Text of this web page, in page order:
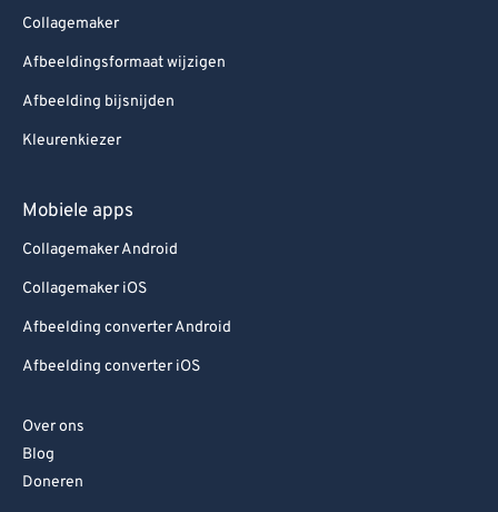
Collagemaker
Afbeeldingsformaat wijzigen
Afbeelding bijsnijden
Kleurenkiezer
Mobiele apps
Collagemaker Android
Collagemaker iOS
Afbeelding converter Android
Afbeelding converter iOS
Over ons
Blog
Doneren